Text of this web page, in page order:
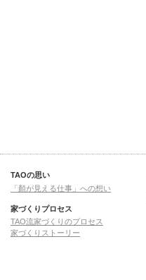
Re:YA邸（ユキヤナギノイエ）
タカサゴコート
イヌネコニワノイエ
4+2+1+1コート
カメニワノイエ
TAOの思い
「顏が見える仕事」への想い
家づくりプロセス
TAO流家づくりのプロセス
家づくりストーリー